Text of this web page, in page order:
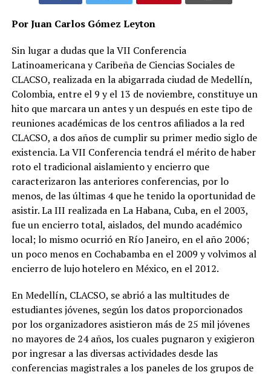
Por Juan Carlos Gómez Leyton
Sin lugar a dudas que la VII Conferencia
Latinoamericana y Caribeña de Ciencias Sociales de
CLACSO, realizada en la abigarrada ciudad de Medellín,
Colombia, entre el 9 y el 13 de noviembre, constituye un
hito que marcara un antes y un después en este tipo de
reuniones académicas de los centros afiliados a la red
CLACSO, a dos años de cumplir su primer medio siglo de
existencia. La VII Conferencia tendrá el mérito de haber
roto el tradicional aislamiento y encierro que
caracterizaron las anteriores conferencias, por lo
menos, de las últimas 4 que he tenido la oportunidad de
asistir. La III realizada en La Habana, Cuba, en el 2003,
fue un encierro total, aislados, del mundo académico
local; lo mismo ocurrió en Río Janeiro, en el año 2006;
un poco menos en Cochabamba en el 2009 y volvimos al
encierro de lujo hotelero en México, en el 2012.
En Medellín, CLACSO, se abrió a las multitudes de
estudiantes jóvenes, según los datos proporcionados
por los organizadores asistieron más de 25 mil jóvenes
no mayores de 24 años, los cuales pugnaron y exigieron
por ingresar a las diversas actividades desde las
conferencias magistrales a los paneles de los grupos de